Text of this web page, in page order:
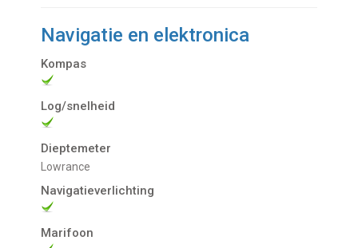
Navigatie en elektronica
Kompas
Log/snelheid
Dieptemeter
Lowrance
Navigatieverlichting
Marifoon